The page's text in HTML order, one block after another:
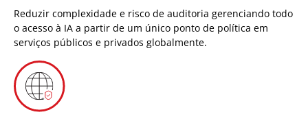
Reduzir complexidade e risco de auditoria gerenciando todo
o acesso à IA a partir de um único ponto de política em
serviços públicos e privados globalmente.